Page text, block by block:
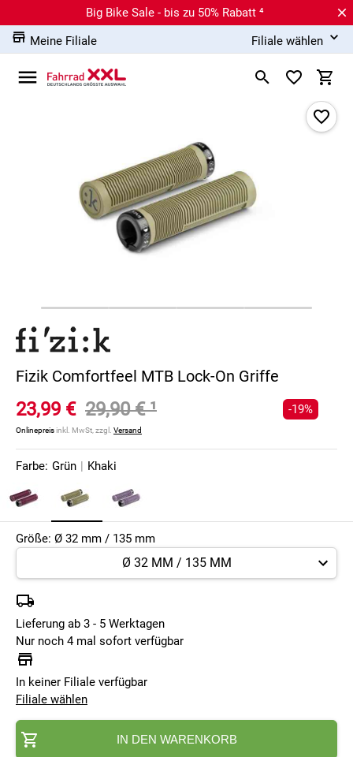
Big Bike Sale - bis zu 50% Rabatt ⁴
Meine Filiale
Filiale wählen
Fizik Comfortfeel MTB Lock-On Griffe
23,99 € 29,90 €¹
Onlinepreisinkl. MwSt, zzgl. Versand
-19%
Farbe: Grün | Khaki
Größe: Ø 32 mm / 135 mm
Lieferung ab 3 - 5 Werktagen
Nur noch 4 mal sofort verfügbar
In keiner Filiale verfügbar
Filiale wählen
IN DEN WARENKORB